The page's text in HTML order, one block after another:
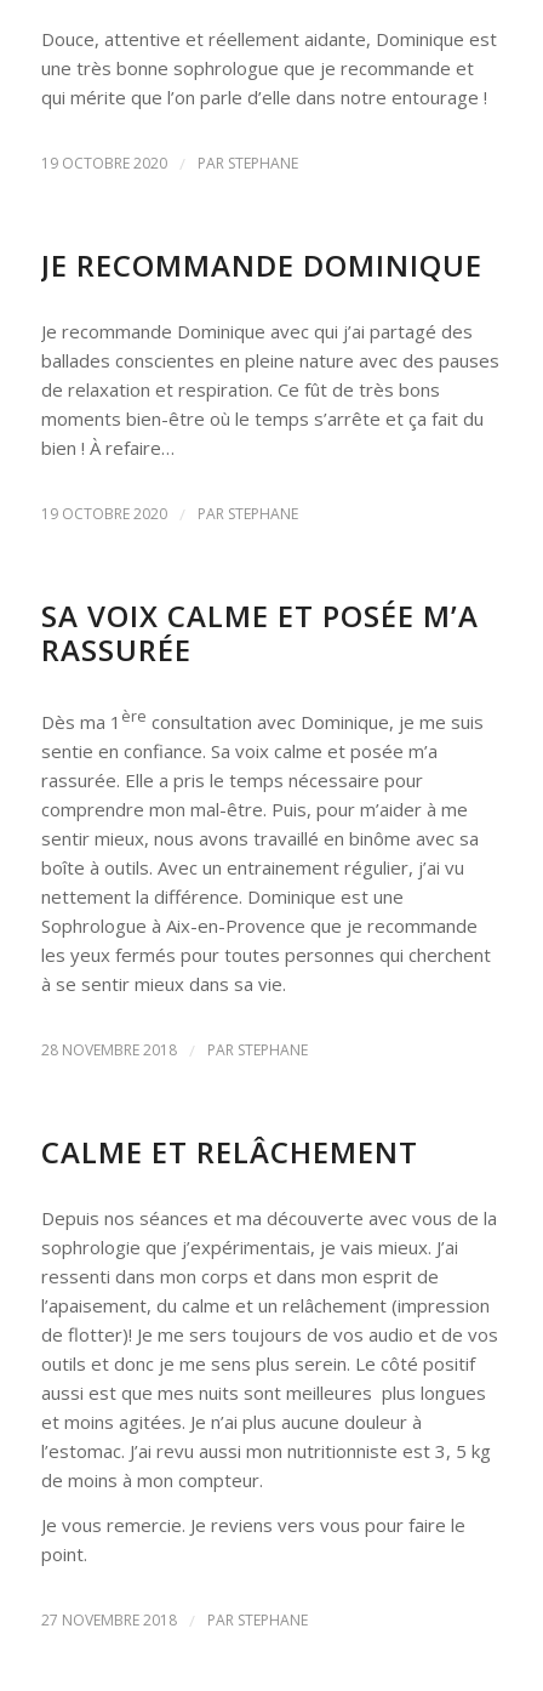
Douce, attentive et réellement aidante, Dominique est
une très bonne sophrologue que je recommande et
qui mérite que l’on parle d’elle dans notre entourage !
19 OCTOBRE 2020 / PAR STEPHANE
JE RECOMMANDE DOMINIQUE
Je recommande Dominique avec qui j’ai partagé des
ballades conscientes en pleine nature avec des pauses
de relaxation et respiration. Ce fût de très bons
moments bien-être où le temps s’arrête et ça fait du
bien ! À refaire…
19 OCTOBRE 2020 / PAR STEPHANE
SA VOIX CALME ET POSÉE M’A
RASSURÉE
Dès ma 1 ère consultation avec Dominique, je me suis
sentie en confiance. Sa voix calme et posée m’a
rassurée. Elle a pris le temps nécessaire pour
comprendre mon mal-être. Puis, pour m’aider à me
sentir mieux, nous avons travaillé en binôme avec sa
boîte à outils. Avec un entrainement régulier, j’ai vu
nettement la différence. Dominique est une
Sophrologue à Aix-en-Provence que je recommande
les yeux fermés pour toutes personnes qui cherchent
à se sentir mieux dans sa vie.
28 NOVEMBRE 2018 / PAR STEPHANE
CALME ET RELÂCHEMENT
Depuis nos séances et ma découverte avec vous de la
sophrologie que j’expérimentais, je vais mieux. J’ai
ressenti dans mon corps et dans mon esprit de
l’apaisement, du calme et un relâchement (impression
de flotter)! Je me sers toujours de vos audio et de vos
outils et donc je me sens plus serein. Le côté positif
aussi est que mes nuits sont meilleures plus longues
et moins agitées. Je n’ai plus aucune douleur à
l’estomac. J’ai revu aussi mon nutritionniste est 3, 5 kg
de moins à mon compteur.
Je vous remercie. Je reviens vers vous pour faire le
point.
27 NOVEMBRE 2018 / PAR STEPHANE